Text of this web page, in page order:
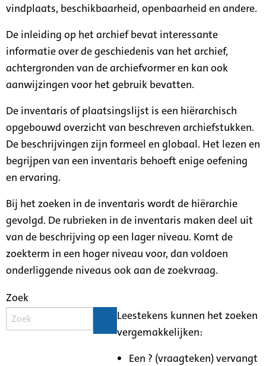
vindplaats, beschikbaarheid, openbaarheid en andere.
De inleiding op het archief bevat interessante
informatie over de geschiedenis van het archief,
achtergronden van de archiefvormer en kan ook
aanwijzingen voor het gebruik bevatten.
De inventaris of plaatsingslijst is een hiërarchisch
opgebouwd overzicht van beschreven archiefstukken.
De beschrijvingen zijn formeel en globaal. Het lezen en
begrijpen van een inventaris behoeft enige oefening
en ervaring.
Bij het zoeken in de inventaris wordt de hiërarchie
gevolgd. De rubrieken in de inventaris maken deel uit
van de beschrijving op een lager niveau. Komt de
zoekterm in een hoger niveau voor, dan voldoen
onderliggende niveaus ook aan de zoekvraag.
Zoek
Leestekens kunnen het zoeken
vergemakkelijken:
Een ? (vraagteken) vervangt